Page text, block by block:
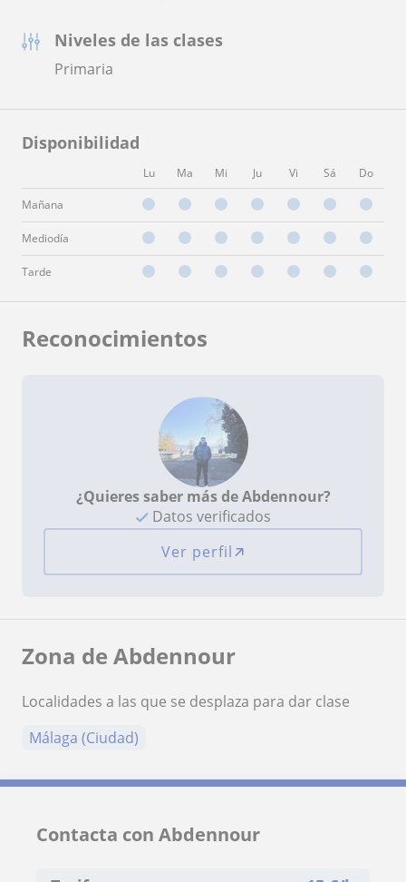
Niveles de las clases
Primaria
Disponibilidad
Lu Ma Mi Ju Vi Sá Do
Mañana
Mediodía
Tarde
Reconocimientos
¿Quieres saber más de Abdennour?
Datos verificados
Ver perfil
Zona de Abdennour
Localidades a las que se desplaza para dar clase
Málaga (Ciudad)
Contacta con Abdennour